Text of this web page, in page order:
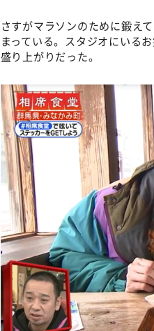
さすがマラソンのために鍛え
まっている。スタジオにいる
盛り上がりだった。